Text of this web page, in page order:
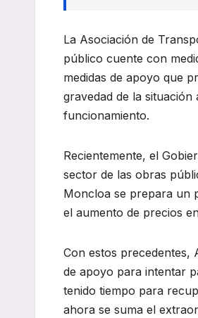
La Asociación de
público cuente con
medidas de apoyo que
gravedad de la
funcionamiento.
Recientemente, el
sector de las obras
Moncloa se prepara un
el aumento de precios
Con estos precedentes,
de apoyo para intentar
tenido tiempo para
ahora se suma el